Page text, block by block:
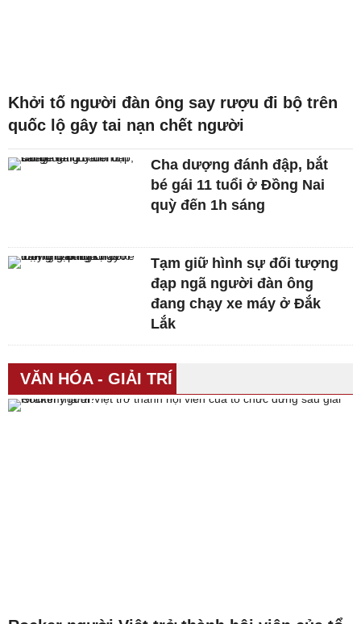
Khởi tố người đàn ông say rượu đi bộ trên
quốc lộ gây tai nạn chết người
Cha dượng đánh đập, bắt
bé gái 11 tuổi ở Đồng Nai
quỳ đến 1h sáng
Tạm giữ hình sự đối tượng
đạp ngã người đàn ông
đang chạy xe máy ở Đắk
Lắk
VĂN HÓA - GIẢI TRÍ